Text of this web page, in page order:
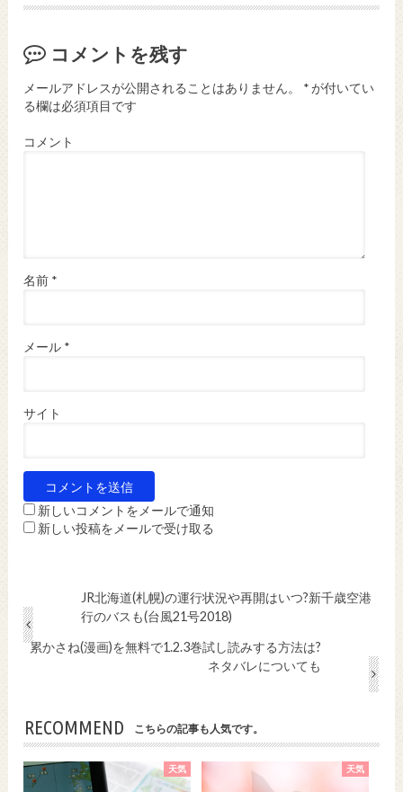
コメントを残す
メールアドレスが公開されることはありません。 *が付いてい
る欄は必須項目です
コメント
名前 *
メール *
サイト
新しいコメントをメールで通知
新しい投稿をメールで受け取る
JR北海道(札幌)の運行状況や再開はいつ?新千歳空港
行のバスも(台風21号2018)
累かさね(漫画)を無料で1.2.3巻試し読みする方法は?
ネタバレについても
RECOMMEND こちらの記事も人気です。
天気 天気